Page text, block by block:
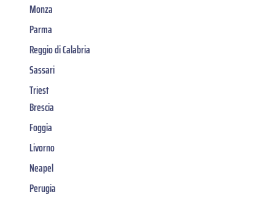
Monza
Parma
Reggio di Calabria
Sassari
Triest
Brescia
Foggia
Livorno
Neapel
Perugia